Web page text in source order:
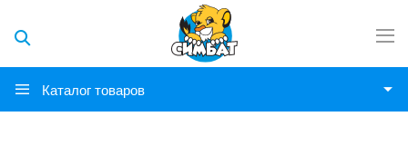
Каталог товаров